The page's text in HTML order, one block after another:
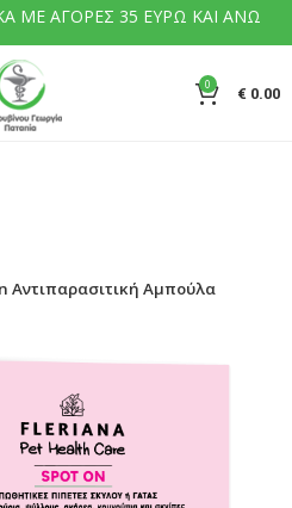
ΜΕ ΑΓΟΡΕΣ 35 ΕΥΡΩ ΚΑΙ ΑΝΩ
0 € 0.00
Αντιπαρασιτική Αμπούλα